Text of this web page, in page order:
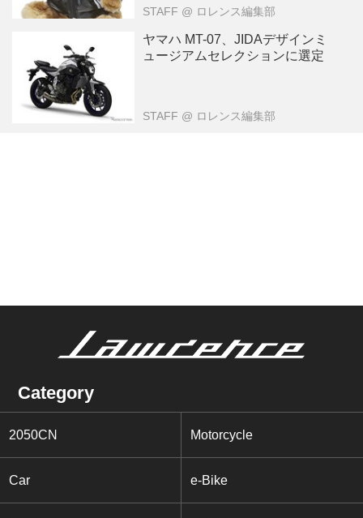
STAFF @ ロレンス編集部
ヤマハ MT-07、JIDAデザインミ
ュージアムセレクションに選定
STAFF @ ロレンス編集部
Category
2050CN Motorcycle
Car e-Bike